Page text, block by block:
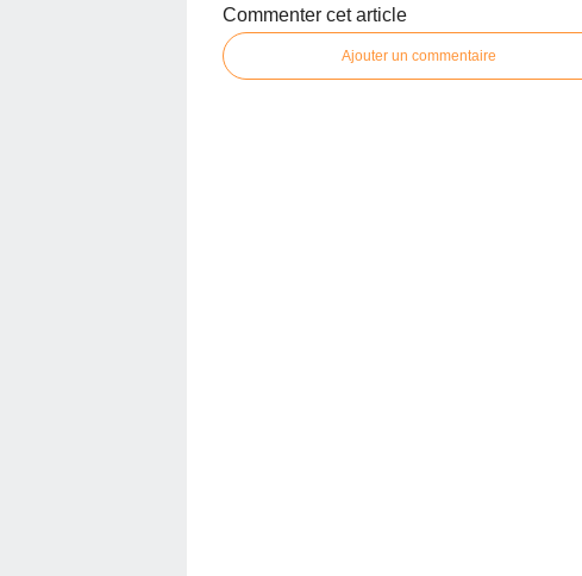
Commenter cet article
Ajouter un commentaire